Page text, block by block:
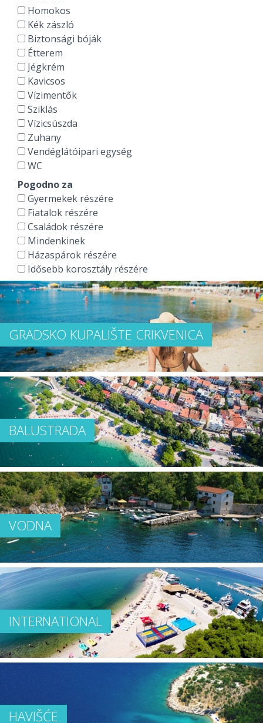
Homokos
Kék zászló
Biztonsági bóják
Étterem
Jégkrém
Kavicsos
Vízimentők
Sziklás
Vízicsúszda
Zuhany
Vendéglátóipari egység
WC
Pogodno za
Gyermekek részére
Fiatalok részére
Családok részére
Mindenkinek
Házaspárok részére
Idősebb korosztály részére
GRADSKO KUPALIŠTE CRIKVENICA
BALUSTRADA
VODNA
INTERNATIONAL
HAVIŠĆE